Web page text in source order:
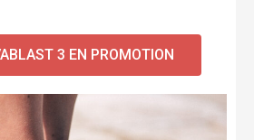
3 EN PROMOTION